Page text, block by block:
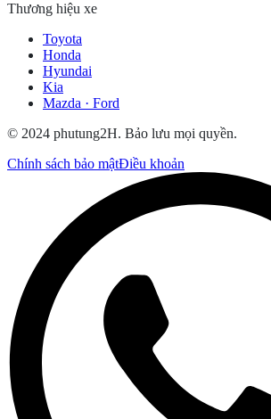
Thương hiệu xe
Toyota
Honda
Hyundai
Kia
Mazda · Ford
© 2024 phutung2H. Bảo lưu mọi quyền.
Chính sách bảo mậtĐiều khoản